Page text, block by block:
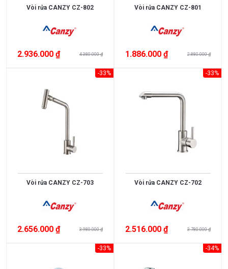
Vòi rửa CANZY CZ-802
2.936.000 ₫ 4.380.000 ₫
Vòi rửa CANZY CZ-801
1.886.000 ₫ 2.880.000 ₫
-33%
Vòi rửa CANZY CZ-703
2.656.000 ₫ 3.980.000 ₫
-33%
Vòi rửa CANZY CZ-702
2.516.000 ₫ 3.780.000 ₫
-33% -34%